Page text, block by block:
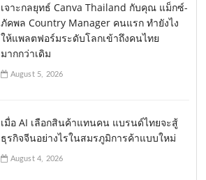
เจาะกลยุทธ์ Canva Thailand กับคุณ แม็กซ์-
ภัคพล Country Manager คนแรก ทำยังไง
ให้แพลตฟอร์มระดับโลกเข้าถึงคนไทย
มากกว่าเดิม
August 5, 2026
เมื่อ AI เลือกสินค้าแทนคน แบรนด์ไทยจะสู้
ธุรกิจจีนอย่างไรในสมรภูมิการค้าแบบใหม่
August 4, 2026